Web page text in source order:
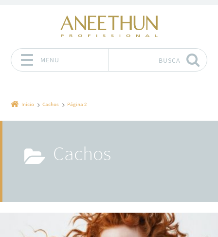
MENU BUSCA
Início Cachos Página 2
Cachos